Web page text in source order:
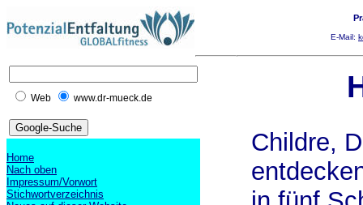
E-Mail:
Web www.dr-mueck.de
Home
Nach oben
Impressum/Vorwort
Stichwortverzeichnis
Childre,